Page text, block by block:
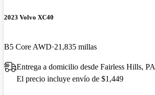
2023 Volvo XC40
B5 Core AWD 21,835 millas
Entrega a domicilio desde Fairless Hills, PA
El precio incluye envío de $1,449